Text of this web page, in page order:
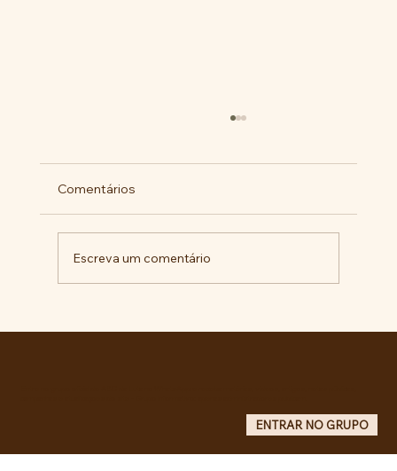
Comentários
Escreva um comentário
ENTRAR NO GRUPO